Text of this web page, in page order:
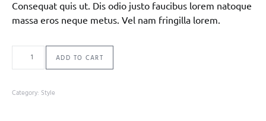
Consequat quis ut. Dis odio justo faucibus lorem natoque
massa eros neque metus. Vel nam fringilla lorem.
Handbag quantity
ADD TO CART
Category: Style